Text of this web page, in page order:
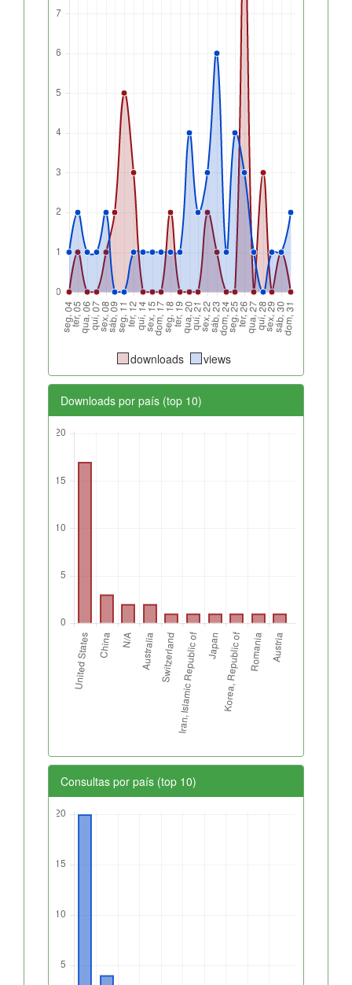
downloads views
Downloads por país (top 10)
Consultas por país (top 10)